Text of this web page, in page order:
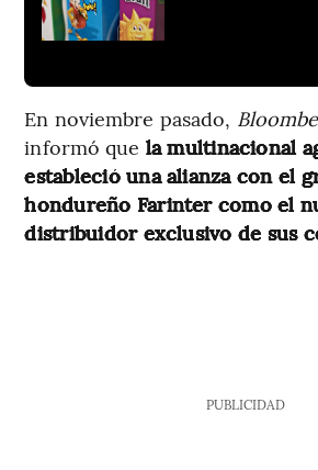
En noviembre pasado,
informó que la multinacional
estableció una alianza con el
hondureño Farinter como el
distribuidor exclusivo de sus
PUBLICIDAD